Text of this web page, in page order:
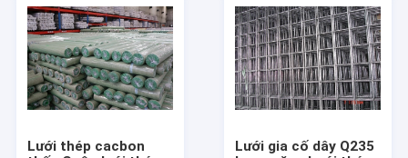
các sản phẩm
Về chúng tôi
Liên hệ chúng tôi
Lưới thép cacbon
Lưới gia cố dây Q235